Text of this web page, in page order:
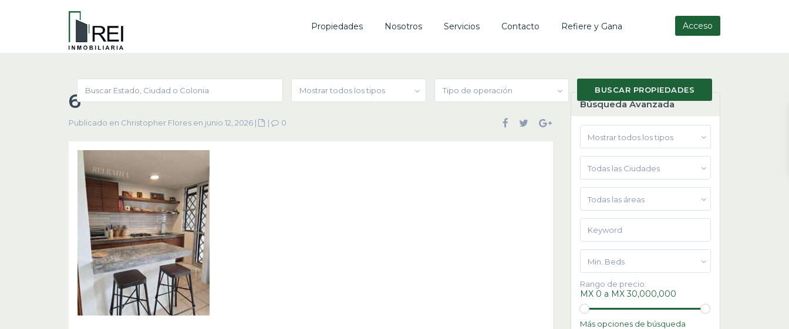
Acceso
Propiedades Nosotros Servicios Contacto Refiere y Gana
Mostrar todos los tipos Tipo de operación
6
Publicado en Christopher Flores en junio 12, 2026 | | 0
Búsqueda Avanzada
Mostrar todos los tipos
Todas las Ciudades
Todas las áreas
Min. Beds
Rango de precio:
MX 0 a MX 30,000,000
Más opciones de búsqueda